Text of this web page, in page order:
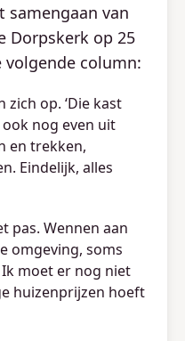
samengaan van
Dorpskerk op 25
volgende column:
op. ‘Die kast
nog even uit
en trekken,
Eindelijk, alles
pas. Wennen aan
omgeving, soms
moet er nog niet
huizenprijzen hoeft